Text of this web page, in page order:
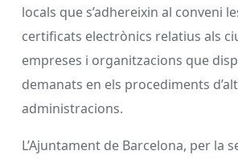
locals que s’adhereixin al conveni
certificats electrònics relatius als
empreses i organitzacions que
demanats en els procediments
administracions.
L’Ajuntament de Barcelona, per la